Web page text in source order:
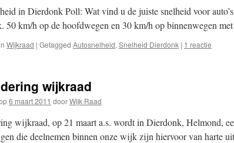
in Dierdonk Poll: Wat vind u de juiste snelheid voor
50 km/h op de hoofdwegen en 30 km/h op binnenwegen
Wijkraad | Getagged Autosnelheid, Snelheid Dierdonk | 1 reactie
wijkraad
6 maart 2011 doorWijk Raad
wijkraad, op 21 maart a.s. wordt in Dierdonk, Helmond,
die deelnemen binnen onze wijk zijn hiervoor van harte